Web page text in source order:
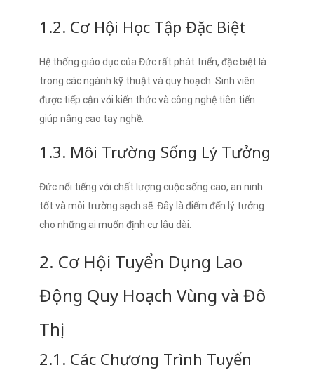
1.2. Cơ Hội Học Tập Đặc Biệt
Hệ thống giáo dục của Đức rất phát triển, đặc biệt là
trong các ngành kỹ thuật và quy hoạch. Sinh viên
được tiếp cận với kiến thức và công nghệ tiên tiến
giúp nâng cao tay nghề.
1.3. Môi Trường Sống Lý Tưởng
Đức nổi tiếng với chất lượng cuộc sống cao, an ninh
tốt và môi trường sạch sẽ. Đây là điểm đến lý tưởng
cho những ai muốn định cư lâu dài.
2. Cơ Hội Tuyển Dụng Lao
Động Quy Hoạch Vùng và Đô
Thị
2.1. Các Chương Trình Tuyển